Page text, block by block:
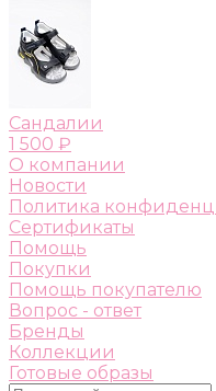
Сандалии
1 500 ₽
О компании
Новости
Политика
Сертификаты
Помощь
Покупки
Помощь покупателю
Вопрос - ответ
Бренды
Коллекции
Готовые образы